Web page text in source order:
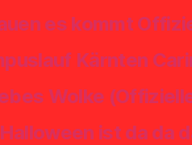
es kommt
Kärnten
Wolke
ist da